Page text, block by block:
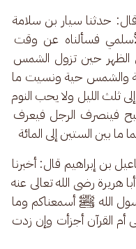
قال: حدثنا سيار بن سلامة
فسألناه عن وقت
الظهر حين تزول الشمس
والشمس حية ونسيت ما
ثلث الليل ولا يحب النوم
فينصرف الرجل فيعرف
ما بين الستين إلى المائة
بن إبراهيم قال: أخبرنا
هريرة رضى الله تعالى عنه
الله ﷺ أسمعناكم وما
أم القرآن أجزأت وإن زدت